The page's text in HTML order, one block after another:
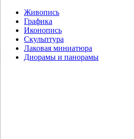
Живопись
Графика
Иконопись
Скульптура
Лаковая миниатюра
Диорамы и панорамы